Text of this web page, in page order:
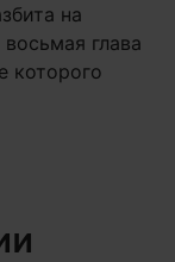
на
глава
которого